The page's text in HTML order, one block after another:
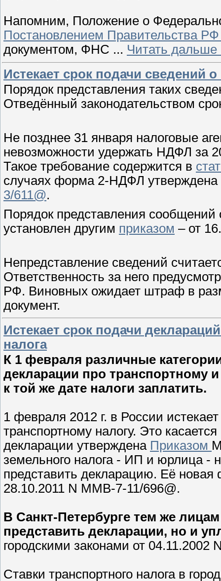
Напомним, Положение о
Постановлением Правительства РФ
документом, ФНС ... Читать дальше
Истекает срок подачи сведений
Порядок представления таких
Отведённый законодательством
Не позднее 31 января налоговые
невозможности удержать НДФЛ за
Такое требование содержится в
случаях форма 2-НДФЛ утверждена
3/611@.
Порядок представления
установлен другим приказом – от
Непредставление сведений
Ответственность за него
РФ. Виновных ожидает штраф в
документ.
Истекает срок подачи
налога
К 1 февраля различные
декларации про транспортному
к той же дате налоги заплатить.
1 февраля 2012 г. в России
транспортному налогу. Это
декларации утверждена Приказом
земельного налога - ИП и юрлица -
представить декларацию. Её
28.10.2011 N ММВ-7-11/696@.
В Санкт-Петербурге тем же
представить декларации, но и
городскими законами от 04.11.2002
Ставки транспортного налога в